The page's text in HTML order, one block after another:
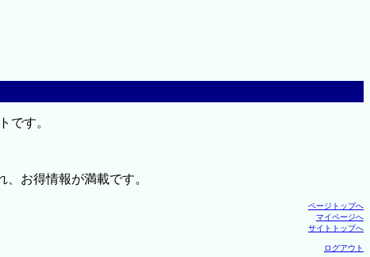
です。
お得情報が満載です。
ページトップへ
マイページへ
サイトトップへ
ログアウト